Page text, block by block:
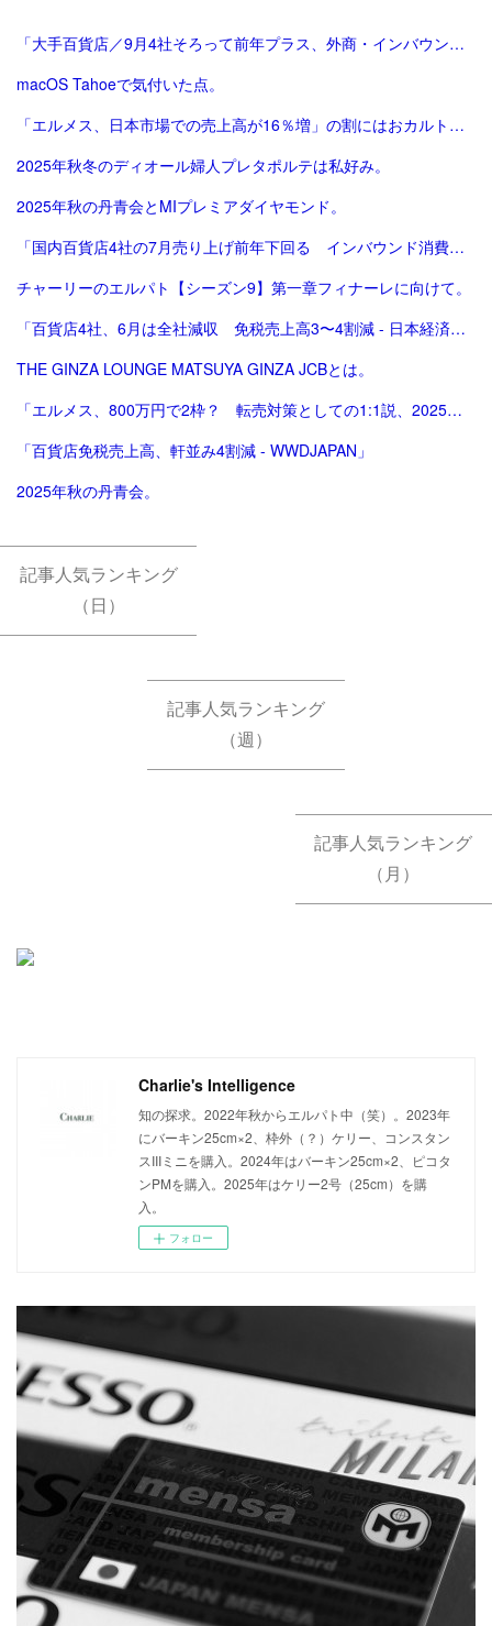
「大手百貨店／9月4社そろって前年プラス、外商・インバウンド好調 | 流通ニュース」
macOS Tahoeで気付いた点。
「エルメス、日本市場での売上高が16％増」の割にはおカルト系（笑）は減った気がする。
2025年秋冬のディオール婦人プレタポルテは私好み。
2025年秋の丹青会とMIプレミアダイヤモンド。
「国内百貨店4社の7月売り上げ前年下回る インバウンド消費減で | ロイター」
チャーリーのエルパト【シーズン9】第一章フィナーレに向けて。
「百貨店4社、6月は全社減収 免税売上高3〜4割減 - 日本経済新聞」
THE GINZA LOUNGE MATSUYA GINZA JCBとは。
「エルメス、800万円で2枠？ 転売対策としての1:1説、2025年版。ほぼ完結（？）編。」
「百貨店免税売上高、軒並み4割減 - WWDJAPAN」
2025年秋の丹青会。
記事人気ランキング
（日）
記事人気ランキング
（週）
記事人気ランキング
（月）
Charlie's Intelligence
知の探求。2022年秋からエルパト中（笑）。2023年
にバーキン25cm×2、枠外（？）ケリー、コンスタン
スIIIミニを購入。2024年はバーキン25cm×2、ピコタ
ンPMを購入。2025年はケリー2号（25cm）を購
入。
フォロー